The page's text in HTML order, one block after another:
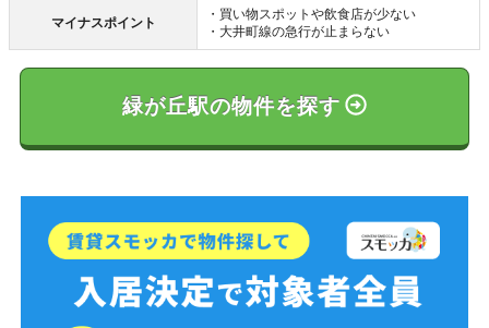
マイナスポイント
・買い物スポットや飲食店が少ない
・大井町線の急行が止まらない
緑が丘駅の物件を探す